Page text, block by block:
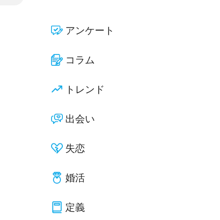
アンケート
コラム
トレンド
出会い
失恋
婚活
定義